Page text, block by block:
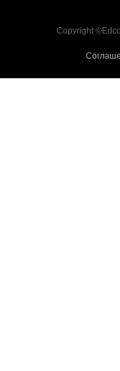
Copyright